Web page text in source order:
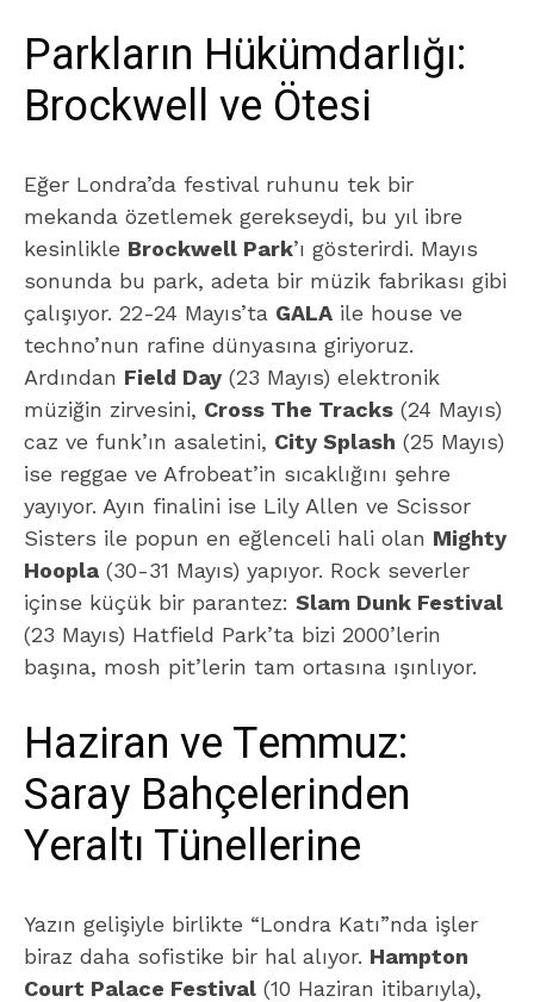
Parkların Hükümdarlığı:
Brockwell ve Ötesi
Eğer Londra’da festival ruhunu tek bir
mekanda özetlemek gerekseydi, bu yıl ibre
kesinlikle Brockwell Park’ı gösterirdi. Mayıs
sonunda bu park, adeta bir müzik fabrikası gibi
çalışıyor. 22-24 Mayıs’ta GALA ile house ve
techno’nun rafine dünyasına giriyoruz.
Ardından Field Day (23 Mayıs) elektronik
müziğin zirvesini, Cross The Tracks (24 Mayıs)
caz ve funk’ın asaletini, City Splash (25 Mayıs)
ise reggae ve Afrobeat’in sıcaklığını şehre
yayıyor. Ayın finalini ise Lily Allen ve Scissor
Sisters ile popun en eğlenceli hali olan Mighty
Hoopla (30-31 Mayıs) yapıyor. Rock severler
içinse küçük bir parantez: Slam Dunk Festival
(23 Mayıs) Hatfield Park’ta bizi 2000’lerin
başına, mosh pit’lerin tam ortasına ışınlıyor.
Haziran ve Temmuz:
Saray Bahçelerinden
Yeraltı Tünellerine
Yazın gelişiyle birlikte “Londra Katı”nda işler
biraz daha sofistike bir hal alıyor. Hampton
Court Palace Festival (10 Haziran itibarıyla),